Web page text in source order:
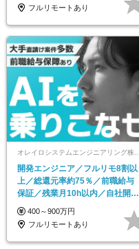
フルリモートあり
オレイロシステムエンジニアリング株式会社
開発エンジニア／フルリモ8割以
上／総還元率約75％／前職給与
保証／残業月10h以内／自社開発
あり／直請け9割
400～900万円
フルリモートあり